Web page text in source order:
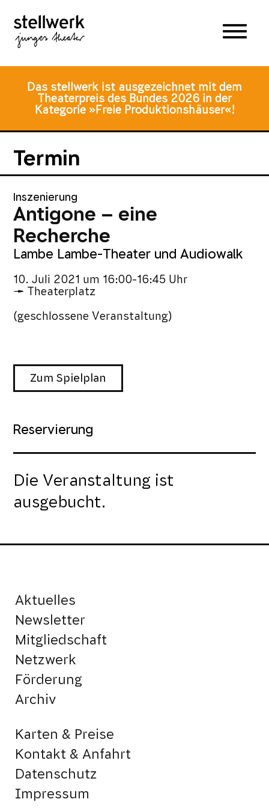
Hauptmenü
Inhalt
springen
Fusszeile
springen
Das stellwerk ist ausgezeichnet mit dem
Theaterpreis des Bundes 2026 in der
Kategorie »Freie Produktionshäuser«!
Termin
Inszenierung
Antigone – eine
Recherche
Lambe Lambe-Theater und Audiowalk
10. Juli 2021 um 16:00-16:45 Uhr
Theaterplatz
(geschlossene Veranstaltung)
Zum Spielplan
Reservierung
Die Veranstaltung ist
ausgebucht.
Aktuelles
Newsletter
Mitgliedschaft
Netzwerk
Förderung
Archiv
Karten & Preise
Kontakt & Anfahrt
Datenschutz
Impressum